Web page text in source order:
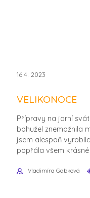
16.4. 2023
VELIKONOCE
Přípravy na jarní
bohužel znemožnila
jsem alespoň
popřála všem
Vladimíra Gabková